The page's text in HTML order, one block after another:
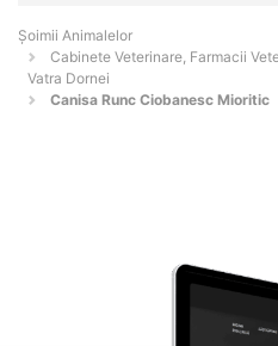
Şoimii Animalelor
Cabinete Veterinare, Farmacii
Vatra Dornei
Canisa Runc Ciobanesc Mioritic